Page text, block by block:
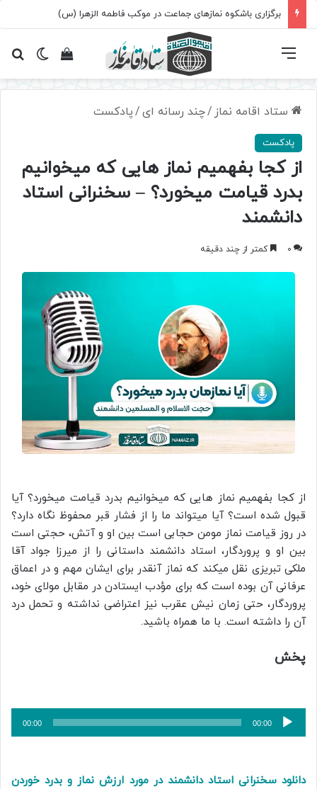
برگزاری باشکوه نمازهای جماعت در موکب فاطمه الزهرا (س)
تغییرمشاهده فهرست
ستاد اقامه نماز /چند رسانه ای/پادکست
پادکست
از کجا بفهمیم نماز هایی که میخوانیم
بدرد قیامت میخورد؟ – سخنرانی استاد
دانشمند
0 کمتر از چند دقیقه
از کجا بفهمیم نماز هایی که میخوانیم بدرد قیامت میخورد؟ آیا
قبول شده است؟ آیا میتواند ما را از فشار قبر محفوظ نگاه دارد؟
در روز قیامت نماز مومن حجابى است بین او و آتش، حجتى است
بین او و پروردگار، استاد دانشمند داستانی را از میرزا جواد آقا
ملکی تبریزی نقل میکند که نماز آنقدر برای ایشان مهم و در اعماق
عرفانی آن بوده است که برای مؤدب ایستادن در مقابل مولای خود،
پروردگار، حتی زمان نیش عقرب نیز اعتراضی نداشته و تحمل درد
آن را داشته است. با ما همراه باشید.
پخش
پخش‌کننده
صوت
00:00
00:00
دانلود سخنرانی استاد دانشمند در مورد ارزش نماز و بدرد خوردن